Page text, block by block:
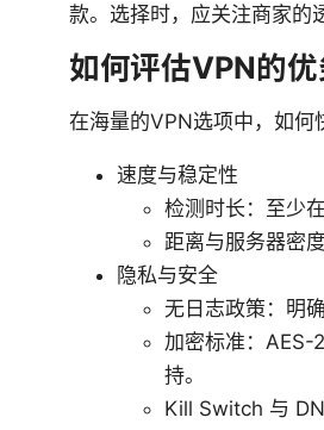
款。选择时，应关注商家的
如何评估VPN的优
在海量的VPN选项中，如何
速度与稳定性
检测时长：至少
距离与服务器密
隐私与安全
无日志政策：明
加密标准：AES-
持。
Kill Switch 与